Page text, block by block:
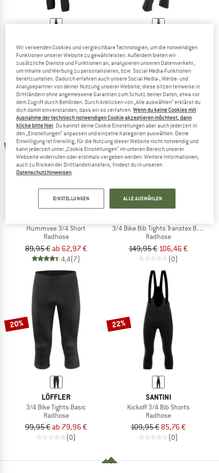
Knickers Endurance +
Radhose
89,95 €46,77 €
5,0(1)
Active Bibknicker
Radhose
76,95 €69,26 €
(0)
bis 30%
Hummvee 3/4 Short
Radhose
89,95 € ab 62,97 €
4,4(7)
29%
3/4 Bike Bib Tights Transtex Basic Gel
Radhose
149,95 € 106,46 €
(0)
20%
LÖFFLER
3/4 Bike Tights Basic
Radhose
99,95 € ab 79,96 €
(0)
22%
SANTINI
Kickoff 3/4 Bib Shorts
Radhose
109,95 € 85,76 €
(0)
Wir verwenden Cookies und vergleichbare Technologien, um die notwendigen
Funktionen unserer Website zu gewährleisten. Außerdem bieten wir
zusätzliche Dienste und Funktionen an, analysieren unseren Datenverkehr,
um Inhalte und Werbung zu personalisieren, bzw. Social Media-Funktionen
bereitzustellen. Dadurch erfahren auch unsere Social Media-, Werbe- und
Analysepartner von deiner Nutzung unserer Website; diese sitzen teilweise in
Drittländern ohne angemessene Garantien zum Schutz deiner Daten, etwa vor
dem Zugriff durch Behörden. Durch Anklicken von „Alle auswählen“ erklärst du
dich damit einverstanden, dass wir so verfahren.Wenn du keine Cookies mit
Ausnahme der technisch notwendigen Cookie akzeptieren möchtest, dann
klicke bitte hier. Du kannst deine Cookie Einstellungen aber auch jederzeit in
den „Einstellungen“ anpassen und einzelne Kategorien auswählen. Deine
Einwilligung ist freiwillig, für die Nutzung dieser Website nicht notwendig und
kann jederzeit unter „Cookie Einstellungen“ im unteren Bereich unserer
Webseite widerrufen oder erstmals vergeben werden. Weitere Informationen,
auch zu Risiken der Drittlandstransfers, findest du in unseren
Datenschutzhinweisen.
EINSTELLUNGEN ALLE AUSWÄHLEN